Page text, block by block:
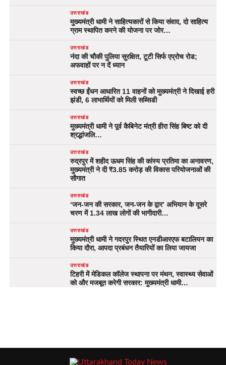
उत्तराखंड
मुख्यमंत्री धामी ने साहित्यकारों से किया संवाद, दो साहित्य
ग्राम स्थापित करने की योजना पर जोर…
उत्तराखंड
नंदा की चौकी पुलिया सुरक्षित, टूटी सिर्फ एप्रोच रोड;
अफवाहों पर न दें ध्यान
उत्तराखंड
स्वच्छ ईंधन आधारित 11 वाहनों को मुख्यमंत्री ने दिखाई हरी
झंडी, 6 लाभार्थियों को मिली सब्सिडी
उत्तराखंड
मुख्यमंत्री धामी ने पूर्व कैबिनेट मंत्री हीरा सिंह बिष्ट को दी
श्रद्धांजलि…
उत्तराखंड
रुद्रपुर में शहीद ऊधम सिंह की कांस्य प्रतिमा का अनावरण,
मुख्यमंत्री ने दी ₹3.85 करोड़ की विकास परियोजनाओं की
सौगात
उत्तराखंड
‘जन-जन की सरकार, जन-जन के द्वार’ अभियान के दूसरे
चरण में 1.34 लाख लोगों की भागीदारी…
उत्तराखंड
मुख्यमंत्री धामी ने गदरपुर स्थित एनडीआरएफ बटालियन का
किया दौरा, आपदा प्रबंधन तैयारियों का लिया जायजा
उत्तराखंड
टिहरी में मेडिकल कॉलेज स्थापना पर मंथन, स्वास्थ्य सेवाओं
को और मजबूत करेगी सरकार: मुख्यमंत्री धामी…